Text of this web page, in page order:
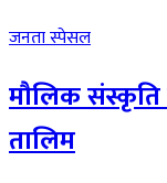
जनता स्पेसल
मौलिक संस्कृति
तालिम